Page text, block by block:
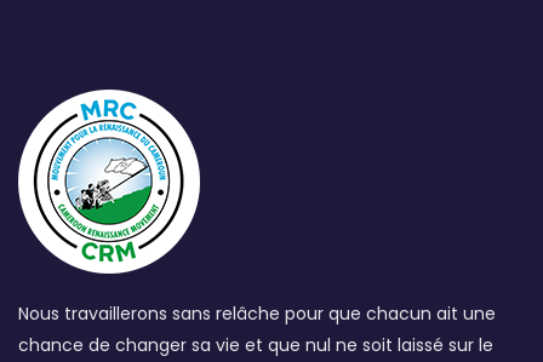
Nous travaillerons sans relâche pour que chacun ait une
chance de changer sa vie et que nul ne soit laissé sur le